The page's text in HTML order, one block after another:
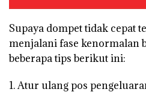
Supaya dompet tidak cepat
menjalani fase kenormalan
beberapa tips berikut ini:
1. Atur ulang pos